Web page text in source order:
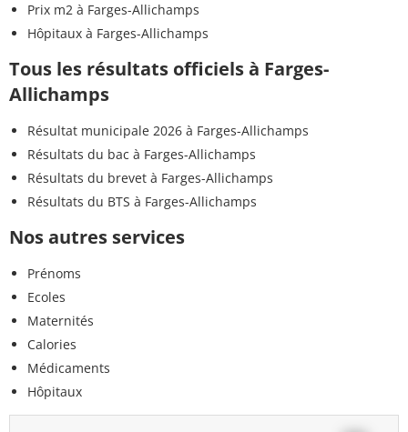
Prix m2 à Farges-Allichamps
Hôpitaux à Farges-Allichamps
Tous les résultats officiels à Farges-
Allichamps
Résultat municipale 2026 à Farges-Allichamps
Résultats du bac à Farges-Allichamps
Résultats du brevet à Farges-Allichamps
Résultats du BTS à Farges-Allichamps
Nos autres services
Prénoms
Ecoles
Maternités
Calories
Médicaments
Hôpitaux